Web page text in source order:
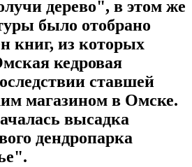
дерево", в этом же
было отобрано
книг, из которых
кедровая
ставшей
магазином в Омске.
высадка
дендропарка